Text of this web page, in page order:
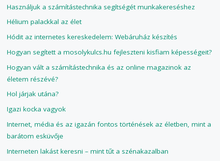
Használjuk a számítástechnika segítségét munkakereséshez
Hélium palackkal az élet
Hódit az internetes kereskedelem: Webáruház készítés
Hogyan segített a mosolykulcs.hu fejleszteni kisfiam képességeit?
Hogyan vált a számítástechnika és az online magazinok az
életem részévé?
Hol járjak utána?
Igazi kocka vagyok
Internet, média és az igazán fontos történések az életben, mint a
barátom esküvője
Interneten lakást keresni – mint tűt a szénakazalban